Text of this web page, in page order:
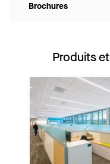
Brochures
Produits